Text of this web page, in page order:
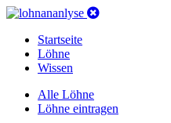
Startseite
Löhne
Wissen
Alle Löhne
Löhne eintragen